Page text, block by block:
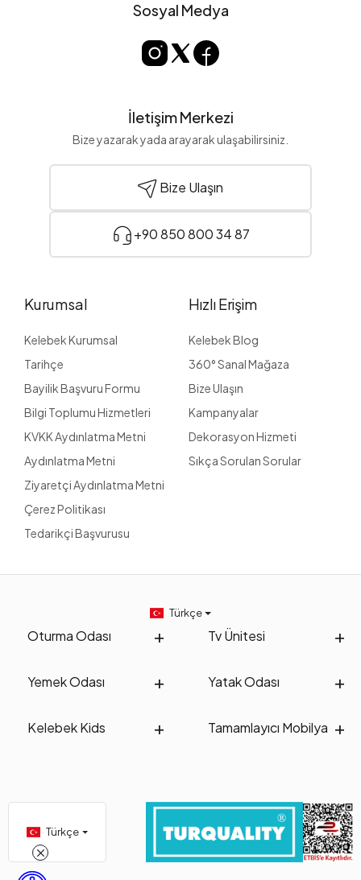
Sosyal Medya
İletişim Merkezi
Bize yazarak yada arayarak ulaşabilirsiniz.
Bize Ulaşın
+90 850 800 34 87
Kurumsal
Kelebek Kurumsal
Tarihçe
Bayilik Başvuru Formu
Bilgi Toplumu Hizmetleri
KVKK Aydınlatma Metni
Aydınlatma Metni
Ziyaretçi Aydınlatma Metni
Çerez Politikası
Tedarikçi Başvurusu
Hızlı Erişim
Kelebek Blog
360° Sanal Mağaza
Bize Ulaşın
Kampanyalar
Dekorasyon Hizmeti
Sıkça Sorulan Sorular
Oturma Odası Tv Ünitesi
Yemek Odası Yatak Odası
Kelebek Kids Tamamlayıcı Mobilya
Türkçe
Türkçe